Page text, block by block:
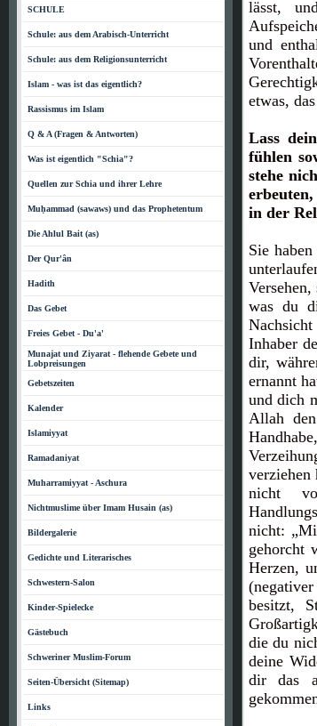
SCHULE
Schule: aus dem Arabisch-Unterricht
Schule: aus dem Religionsunterricht
Islam - was ist das eigentlich?
Rassismus im Islam
Q & A (Fragen & Antworten)
Was ist eigentlich "Schia"?
Quellen zur Schia und ihrer Lehre
Muḥammad (sawaws) und das Prophetentum
Die Ahlul Bait (as)
Der Qur'ân
Hadith
Das Gebet
Freies Gebet - Du'a'
Munajat und Ziyarat - flehende Gebete und
Lobpreisungen
Gebetszeiten
Kalender
Islamiyyat
Ramadaniyat
Muharramiyyat - Aschura
Nichtmuslime über Imam Husain (as)
Bildergalerie
Gedichte und Literarisches
Schwestern-Salon
Kinder-Spielecke
Gästebuch
Schweriner Muslim-Forum
Seiten-Übersicht (Sitemap)
Links
lässt,
und
etwas,
Lass
fühlen
stehe
in der
Sie
was du
Inhaber
dir,
ernannt
und dich
Allah
verziehen
nicht
nicht:
gehorcht
Herzen,
besitzt,
die du
deine
dir das